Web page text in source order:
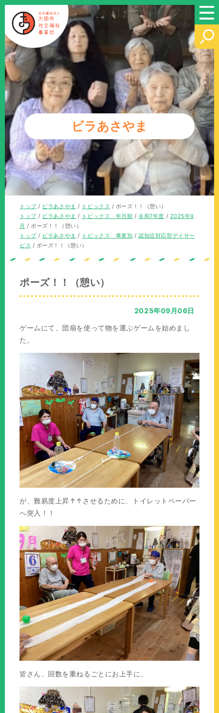
このページの本文へ
ビラあさやま
現
在
の
位
置：
トップ/ ビラあさやま / トピックス / ポーズ！！（憩い）
現
在
の
位
トップ/ ビラあさやま / トピックス 年月順 /令和7年度 / 2025年9
月 /ポーズ！！（憩い）
現
在
トップ/ ビラあさやま / トピックス 事業別 /認知症対応型デイサー
ビス / ポーズ！！（憩い）
ポーズ！！（憩い）
2025年09月06日
ゲームにて、団扇を使って物を運ぶゲームを始めまし
た。
が、難易度上昇↑↑させるために、トイレットペーパー
へ突入！！
皆さん、回数を重ねるごとにお上手に、